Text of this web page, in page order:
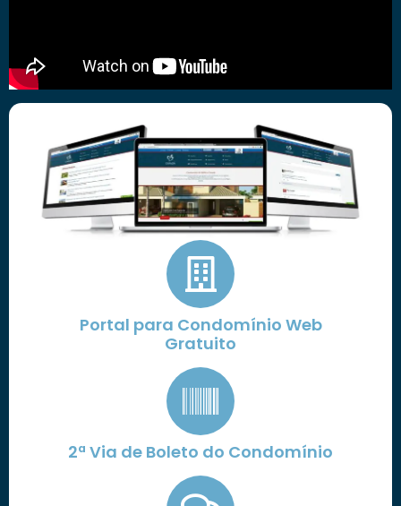
Portal para Condomínio Web
Gratuito
2ª Via de Boleto do Condomínio